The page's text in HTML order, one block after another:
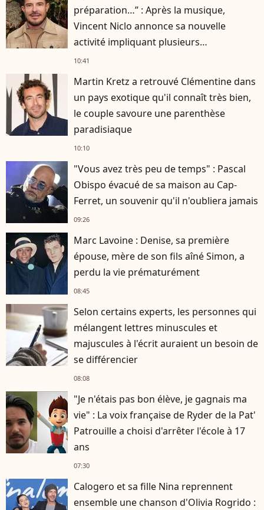
préparation…” : Après la musique,
Vincent Niclo annonce sa nouvelle
activité impliquant plusieurs
personnalités
10:41
Martin Kretz a retrouvé Clémentine dans
un pays exotique qu'il connaît très bien,
le couple savoure une parenthèse
paradisiaque
10:10
"Vous avez très peu de temps" : Pascal
Obispo évacué de sa maison au Cap-
Ferret, un souvenir qu'il n'oubliera jamais
09:26
Marc Lavoine : Denise, sa première
épouse, mère de son fils aîné Simon, a
perdu la vie prématurément
08:45
Selon certains experts, les personnes qui
mélangent lettres minuscules et
majuscules à l'écrit auraient un besoin de
se différencier
08:08
"Je n'étais pas bon élève, je gagnais ma
vie" : La voix française de Ryder de la Pat'
Patrouille a choisi d'arrêter l'école à 17
ans
07:30
Calogero et sa fille Nina reprennent
ensemble une chanson d'Olivia Rogrido :